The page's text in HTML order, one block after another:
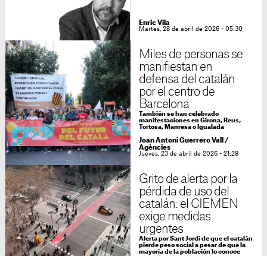
Enric Vila
Martes, 28 de abril de 2026 - 05:30
Miles de personas se
manifiestan en
defensa del catalán
por el centro de
Barcelona
También se han celebrado
manifestaciones en Girona, Reus,
Tortosa, Manresa o Igualada
Joan Antoni Guerrero Vall
/
Agències
Jueves, 23 de abril de 2026 - 21:28
Grito de alerta por la
pérdida de uso del
catalán: el CIEMEN
exige medidas
urgentes
Alerta por Sant Jordi de que el catalán
pierde peso social a pesar de que la
mayoría de la población lo conoce